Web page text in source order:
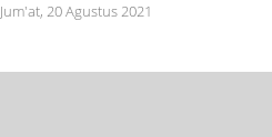
Jum'at, 20 Agustus 2021